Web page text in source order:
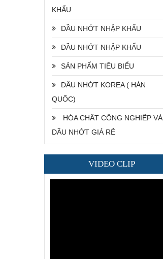
KHẨU
DẦU NHỚT NHẬP KHẨU
DẦU NHỚT NHẬP KHẨU
SẢN PHẨM TIÊU BIỂU
DẦU NHỚT KOREA ( HÀN
QUỐC)
HÓA CHẤT CÔNG NGHIÊP VÀ
DẦU NHỚT GIÁ RẺ
VIDEO CLIP